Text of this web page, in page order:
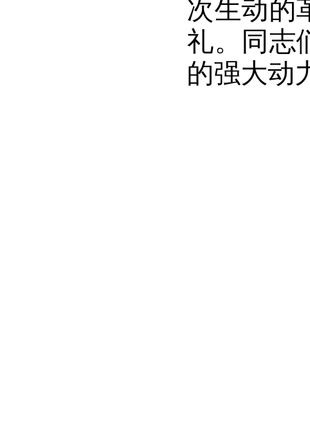
次生动的
礼。同志
的强大动